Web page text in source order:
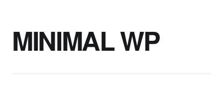
MINIMAL WP